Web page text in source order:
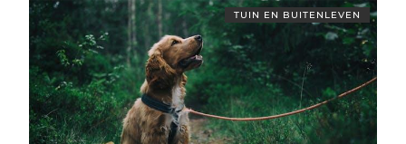
TUIN EN BUITENLEVEN